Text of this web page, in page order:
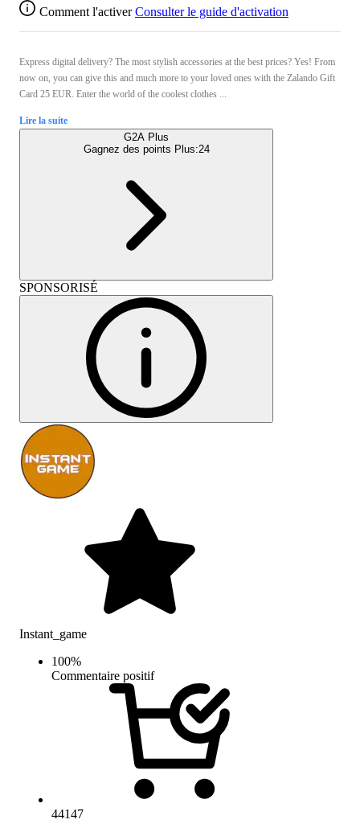
Comment l'activer Consulter le guide d'activation
Express digital delivery? The most stylish accessories at the best prices? Yes! From
now on, you can give this and much more to your loved ones with the Zalando Gift
Card 25 EUR. Enter the world of the coolest clothes ...
Lire la suite
G2A Plus
Gagnez des points Plus:24
SPONSORISÉ
Instant_game
100%
Commentaire positif
44147